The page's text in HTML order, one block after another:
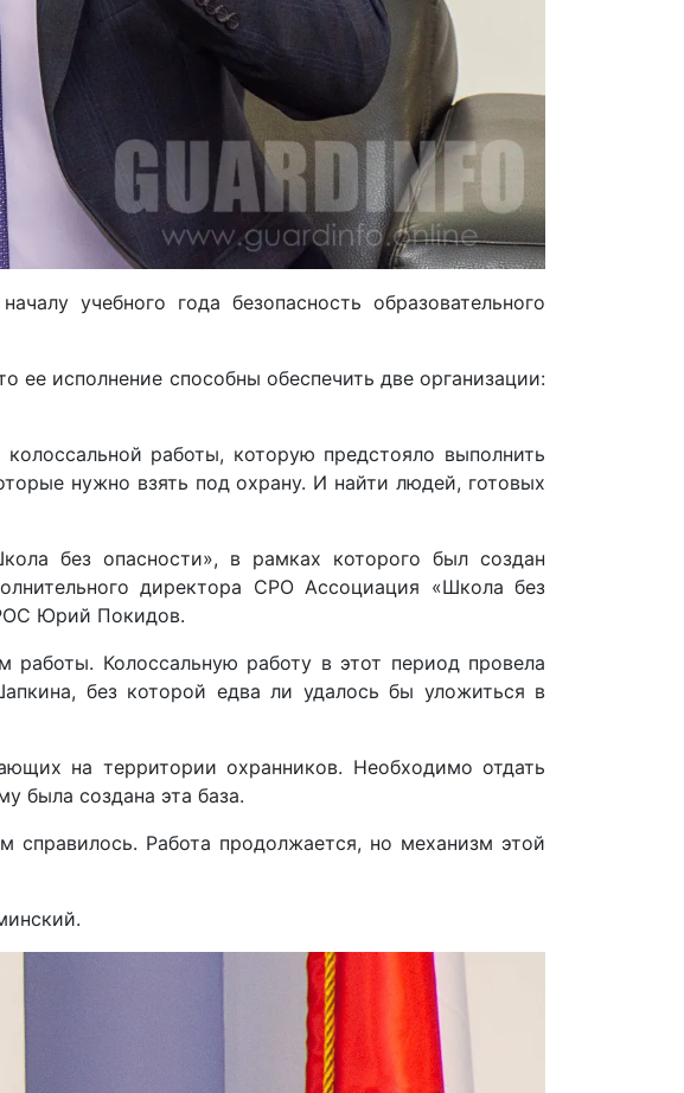
учебного года безопасность образовательного
ее исполнение способны обеспечить две организации:
работы, которую предстояло выполнить
нужно взять под охрану. И найти людей, готовых
без опасности», в рамках которого был создан
директора СРО Ассоциация «Школа без
Юрий Покидов.
Колоссальную работу в этот период провела
без которой едва ли удалось бы уложиться в
на территории охранников. Необходимо отдать
была создана эта база.
Работа продолжается, но механизм этой